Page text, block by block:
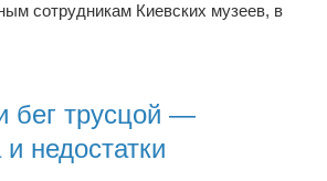
Гвоздик
Кугук
сотрудникам Киевских музеев, в
бег трусцой —
недостатки